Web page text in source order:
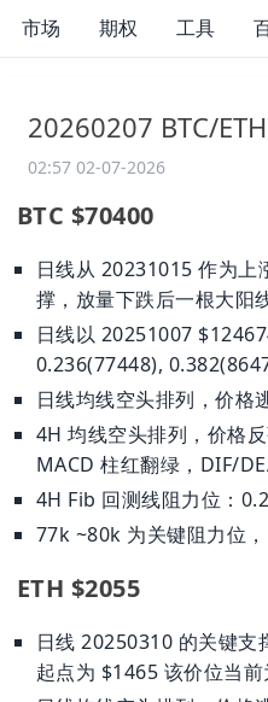
市场 期权 工具
20260207 BTC/
02:57 02-07-2026
BTC $70400
日线从 20231015 作为上
撑，放量下跌后一根大阳
日线以 20251007
0.236(77448),
日线均线空头排列，价格
4H 均线空头排列，价格
MACD 柱红翻绿，DIF/
4H Fib 回测线阻力位：
77k ~80k 为关键阻力位
ETH $2055
日线 20250310 的关键
起点为 $1465 该价位当前